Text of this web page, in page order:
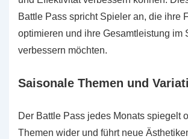
Battle Pass spricht Spieler an, die ihre
optimieren und ihre Gesamtleistung im
verbessern möchten.
Saisonale Themen und
Der Battle Pass jedes Monats spiegelt
Themen wider und führt neue